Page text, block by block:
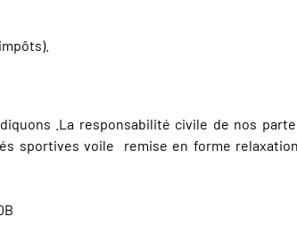
.La responsabilité civile de nos
sportives voile remise en forme